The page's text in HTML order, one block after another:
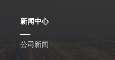
新闻中心
公司新闻